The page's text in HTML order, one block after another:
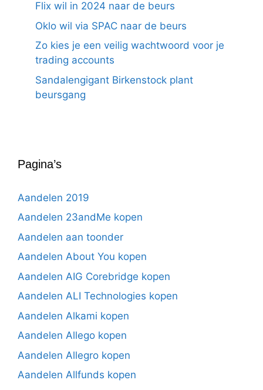
Flix wil in 2024 naar de beurs
Oklo wil via SPAC naar de beurs
Zo kies je een veilig wachtwoord voor je
trading accounts
Sandalengigant Birkenstock plant
beursgang
Pagina’s
Aandelen 2019
Aandelen 23andMe kopen
Aandelen aan toonder
Aandelen About You kopen
Aandelen AIG Corebridge kopen
Aandelen ALI Technologies kopen
Aandelen Alkami kopen
Aandelen Allego kopen
Aandelen Allegro kopen
Aandelen Allfunds kopen